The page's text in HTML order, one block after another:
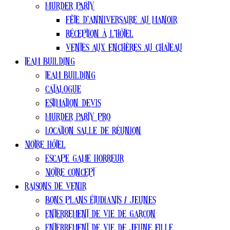
Murder party
Fête d’anniversaire au manoir
Réception à l’hôtel
Ventes aux enchères au chateau
Team Building
Team Building
Catalogue
estimation devis
Murder Party pro
Location salle de réunion
Notre Hôtel
Escape Game Horreur
Notre concept
Raisons de venir
Bons plans ÉTUDIANTS / jeunes
Enterrement de vie de garçon